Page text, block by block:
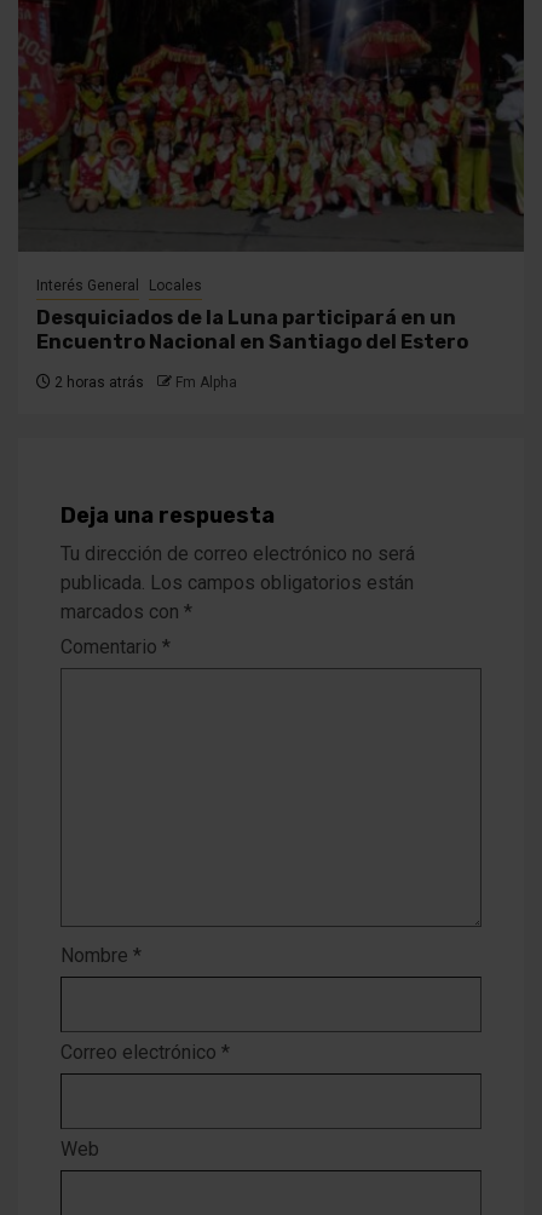
Interés General Locales
Desquiciados de la Luna participará en un
Encuentro Nacional en Santiago del Estero
2 horas atrás Fm Alpha
Deja una respuesta
Tu dirección de correo electrónico no será
publicada. Los campos obligatorios están
marcados con *
Comentario *
Nombre *
Correo electrónico *
Web